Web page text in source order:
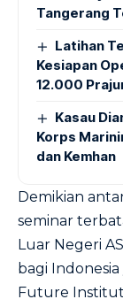
Tangerang
Latihan
Kesiapan
12.000
Kasau
Korps
dan Kemhan
Demikian
seminar
Luar Negeri
bagi
Future